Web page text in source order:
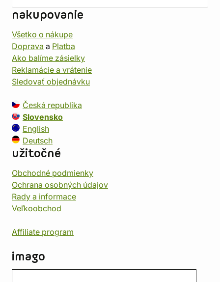
nakupovanie
Všetko o nákupe
Doprava a Platba
Ako balíme zásielky
Reklamácie a vrátenie
Sledovať objednávku
Česká republika
Slovensko
English
Deutsch
užitočné
Obchodné podmienky
Ochrana osobných údajov
Rady a informace
Veľkoobchod
Affiliate program
imago